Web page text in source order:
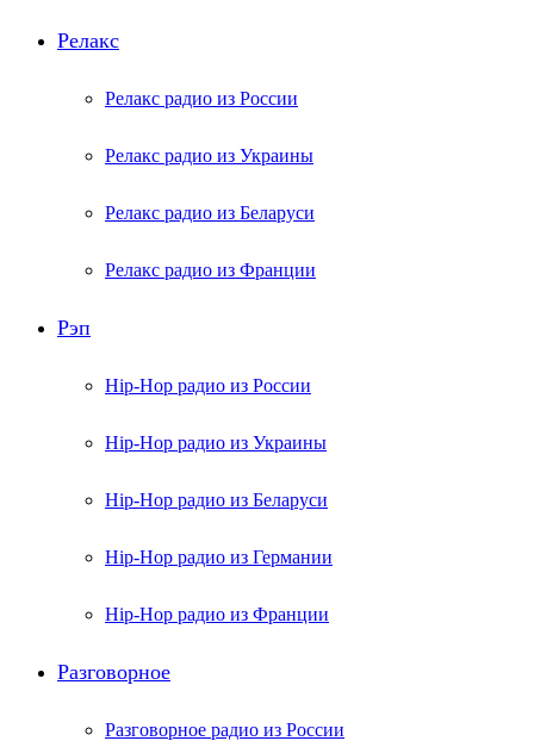
Релакс
Релакс радио из России
Релакс радио из Украины
Релакс радио из Беларуси
Релакс радио из Франции
Рэп
Hip-Hop радио из России
Hip-Hop радио из Украины
Hip-Hop радио из Беларуси
Hip-Hop радио из Германии
Hip-Hop радио из Франции
Разговорное
Разговорное радио из России